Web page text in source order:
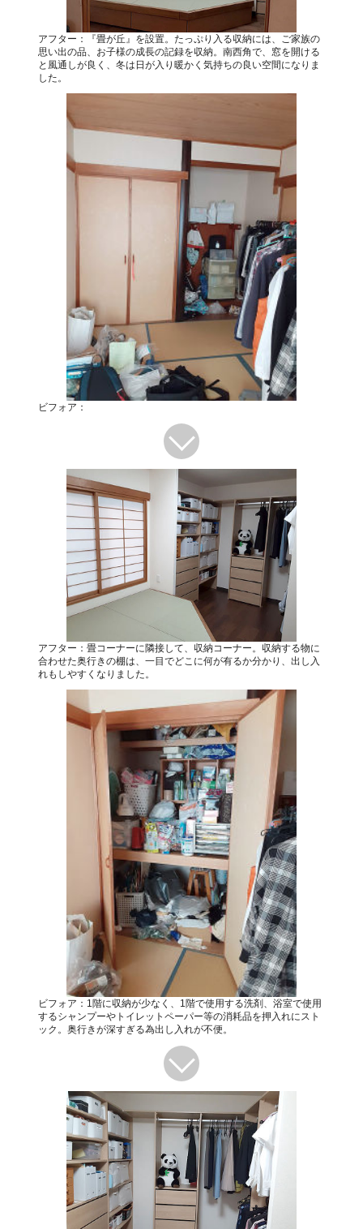
アフター：『畳が丘』を設置。たっぷり入る収納には、ご家族の
思い出の品、お子様の成長の記録を収納。南西角で、窓を開ける
と風通しが良く、冬は日が入り暖かく気持ちの良い空間になりま
した。
ビフォア：
アフター：畳コーナーに隣接して、収納コーナー。収納する物に
合わせた奥行きの棚は、一目でどこに何が有るか分かり、出し入
れもしやすくなりました。
ビフォア：1階に収納が少なく、1階で使用する洗剤、浴室で使用
するシャンプーやトイレットペーパー等の消耗品を押入れにスト
ック。奥行きが深すぎる為出し入れが不便。